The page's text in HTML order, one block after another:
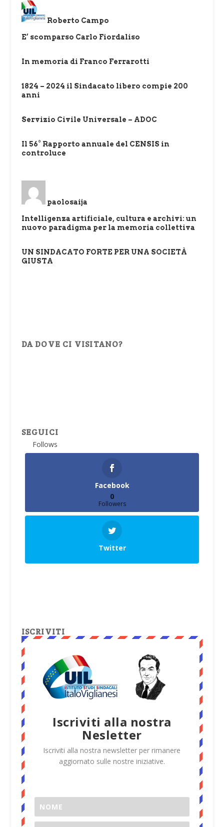
Roberto Campo
E’ scomparso Carlo Fiordaliso
In memoria di Franco Ferrarotti
1824 – 2024 il Sindacato libero compie 200
anni
Servizio Civile Universale – ADOC
Il 56° Rapporto annuale del CENSIS in
controluce
paolosaija
Intelligenza artificiale, cultura e archivi: un
nuovo paradigma per la memoria collettiva
UN SINDACATO FORTE PER UNA SOCIETÀ
GIUSTA
DA DOVE CI VISITANO?
SEGUICI
Follows
Facebook
0
Followers
Twitter
ISCRIVITI
Iscriviti alla nostra
Nesletter
Iscriviti alla nostra newsletter per rimanere
aggiornato sulle nostre iniziative.